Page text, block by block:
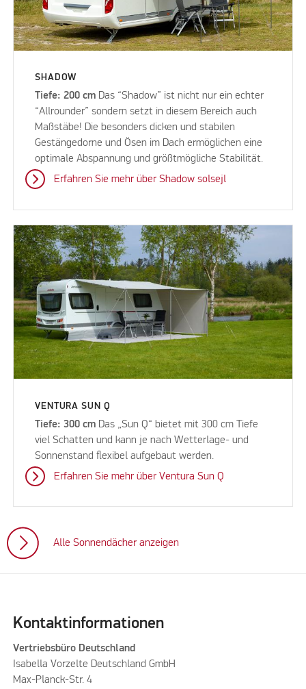
SHADOW
Tiefe: 200 cm Das “Shadow” ist nicht nur ein echter
“Allrounder” sondern setzt in diesem Bereich auch
Maßstäbe! Die besonders dicken und stabilen
Gestängedorne und Ösen im Dach ermöglichen eine
optimale Abspannung und größtmögliche Stabilität.
Erfahren Sie mehr über Shadow solsejl
VENTURA SUN Q
Tiefe: 300 cm Das „Sun Q“ bietet mit 300 cm Tiefe
viel Schatten und kann je nach Wetterlage- und
Sonnenstand flexibel aufgebaut werden.
Erfahren Sie mehr über Ventura Sun Q
Alle Sonnendächer anzeigen
Kontaktinformationen
Vertriebsbüro Deutschland
Isabella Vorzelte Deutschland GmbH
Max-Planck-Str. 4